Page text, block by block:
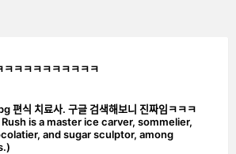
ㅋㅋㅋㅋㅋㅋㅋㅋㅋㅋㅋ
편식 치료사. 구글 검색해보니 진짜임ㅋㅋㅋ
Rush is a master ice carver, sommelier,
and sugar sculptor, among